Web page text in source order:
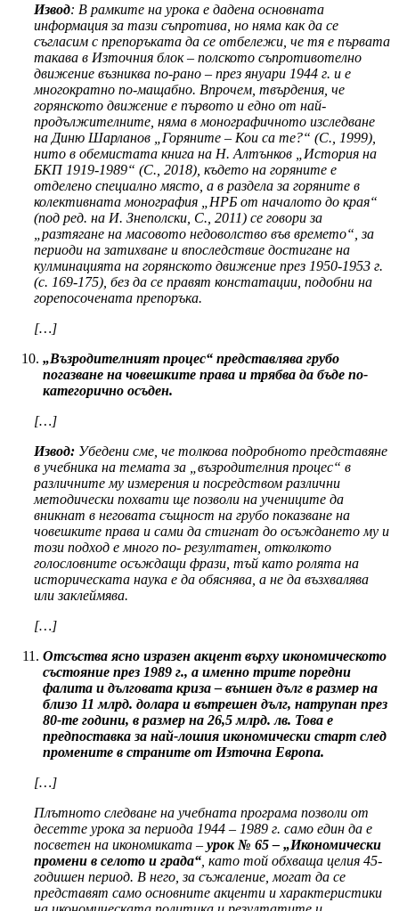
Извод: В рамките на урока е дадена основната
информация за тази съпротива, но няма как да се
съгласим с препоръката да се отбележи, че тя е първата
такава в Източния блок – полското съпротивотелно
движение възниква по-рано – през януари 1944 г. и е
многократно по-мащабно. Впрочем, твърдения, че
горянското движение е първото и едно от най-
продължителните, няма в монографичното изследване
на Диню Шарланов „Горяните – Кои са те?“ (С., 1999),
нито в обемистата книга на Н. Алтънков „История на
БКП 1919-1989“ (С., 2018), където на горяните е
отделено специално място, а в раздела за горяните в
колективната монография „НРБ от началото до края“
(под ред. на И. Знеполски, С., 2011) се говори за
„разтягане на масовото недоволство във времето“, за
периоди на затихване и впоследствие достигане на
кулминацията на горянското движение през 1950-1953 г.
(с. 169-175), без да се правят констатации, подобни на
горепосочената препоръка.
[…]
„Възродителният процес“ представлява грубо
погазване на човешките права и трябва да бъде по-
категорично осъден.
[…]
Извод: Убедени сме, че толкова подробното представяне
в учебника на темата за „възродителния процес“ в
различните му измерения и посредством различни
методически похвати ще позволи на учениците да
вникнат в неговата същност на грубо показване на
човешките права и сами да стигнат до осъждането му и
този подход е много по- резултатен, отколкото
голословните осъждащи фрази, тъй като ролята на
историческата наука е да обяснява, а не да възхвалява
или заклеймява.
[…]
Отсъства ясно изразен акцент върху икономическото
състояние през 1989 г., а именно трите поредни
фалита и дълговата криза – външен дълг в размер на
близо 11 млрд. долара и вътрешен дълг, натрупан през
80-те години, в размер на 26,5 млрд. лв. Това е
предпоставка за най-лошия икономически старт след
промените в страните от Източна Европа.
[…]
Плътното следване на учебната програма позволи от
десетте урока за периода 1944 – 1989 г. само един да е
посветен на икономиката – урок № 65 – „Икономически
промени в селото и града“ , като той обхваща целия 45-
годишен период. В него, за съжаление, могат да се
представят само основните акценти и характеристики